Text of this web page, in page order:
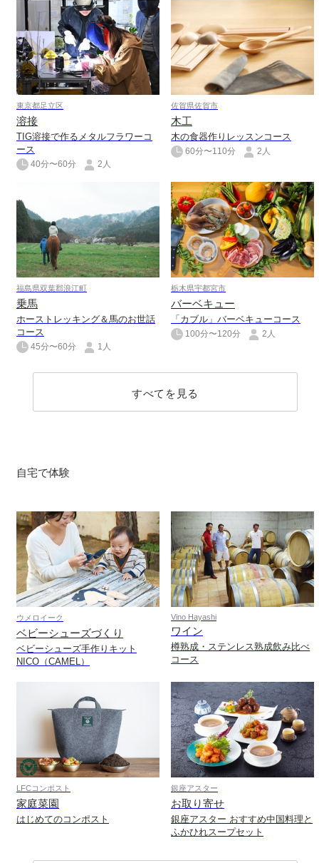
東京都足立区
溶接
TIG溶接で作るメタルフラワーコ
ース
40分〜60分 2人
佐賀県佐賀市
木工
木の食器作りレッスンコース
60分〜110分 2人
福島県双葉郡浪江町
乗馬
ホーストレッキング＆馬のお世話
コース
45分〜60分 1人
栃木県宇都宮市
バーベキュー
「カブル」バーベキューコース
100分〜120分 2人
すべてを見る
自宅で体験
ウメロイーク
ベビーシューズづくり
ベビーシューズ手作りキット
NICO（CAMEL）
Vino Hayashi
ワイン
樽熟成・ステンレス熟成飲み比べ
コース
LFCコンポスト
家庭菜園
はじめてのコンポスト
銀座アスター
お取り寄せ
銀座アスター おすすめ中国料理と
ふかひれスープセット